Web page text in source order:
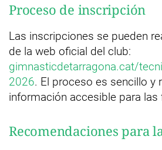
Proceso de inscripción
Las inscripciones se pueden
de la web oficial del club:
gimnasticdetarragona.cat/
2026. El proceso es sencillo y
información accesible para las
Recomendaciones para